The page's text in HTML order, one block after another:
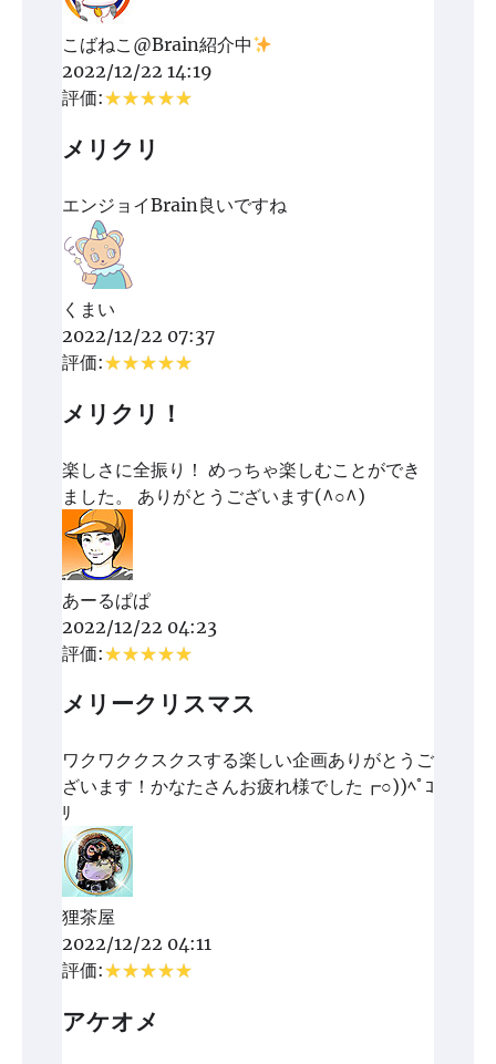
こばねこ@Brain紹介中
2022/12/22 14:19
評価:
メリクリ
エンジョイBrain良いですね
くまい
2022/12/22 07:37
評価:
メリクリ！
楽しさに全振り！ めっちゃ楽しむことができ
ました。 ありがとうございます(^○^)
あーるぱぱ
2022/12/22 04:23
評価:
メリークリスマス
ワクワククスクスする楽しい企画ありがとうご
ざいます！かなたさんお疲れ様でした┏○))ﾍﾟｺ
ﾘ
狸茶屋
2022/12/22 04:11
評価:
アケオメ